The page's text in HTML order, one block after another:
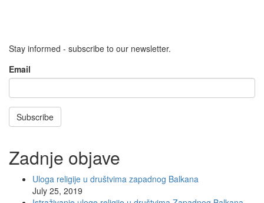
Stay informed - subscribe to our newsletter.
Email
Subscribe
Zadnje objave
Uloga religije u društvima zapadnog Balkana
July 25, 2019